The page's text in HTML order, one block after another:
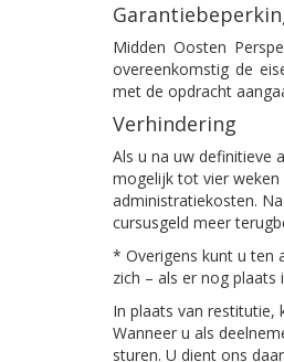
Midden Oosten
overeenkomstig de
met de opdracht
Verhindering
Als u na uw definitieve
mogelijk tot vier
administratiekosten.
cursusgeld meer
* Overigens kunt u ten
zich – als er nog
In plaats van restitutie,
Wanneer u als
sturen. U dient ons